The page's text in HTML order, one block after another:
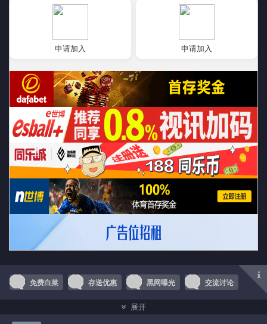
申请加入 申请加入
免费白菜 存送优惠 黑网曝光 交流讨论
展开